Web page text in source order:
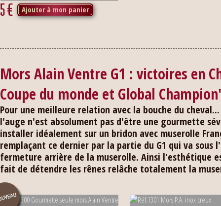
5€ Ajouter à mon panier
Mors Alain Ventre G1 : victoires en
Coupe du monde et Global
Pour une meilleure relation avec la bouche du
l'auge n'est absolument pas d'être une gourmette
installer idéalement sur un bridon avec muserolle
remplaçant ce dernier par la partie du G1 qui va
fermeture arrière de la muserolle. Ainsi l'esthétique
fait de détendre les rênes relâche totalement la